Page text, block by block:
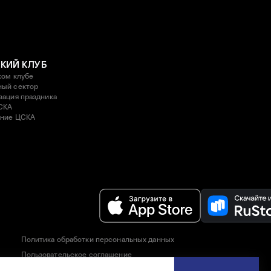
КЛУБ
клубе
сектор
праздника
ЦСКА
Политика обработки персональных данных
Пользовательское соглашение